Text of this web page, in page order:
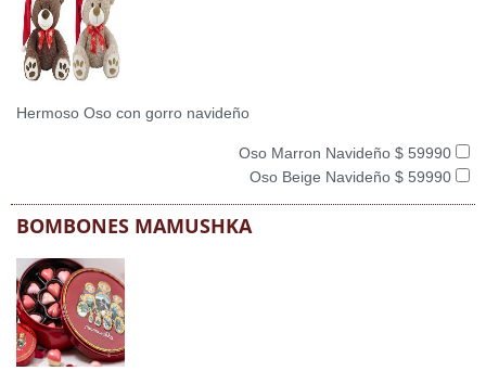
Hermoso Oso con gorro navideño
Oso Marron Navideño $ 59990
Oso Beige Navideño $ 59990
BOMBONES MAMUSHKA